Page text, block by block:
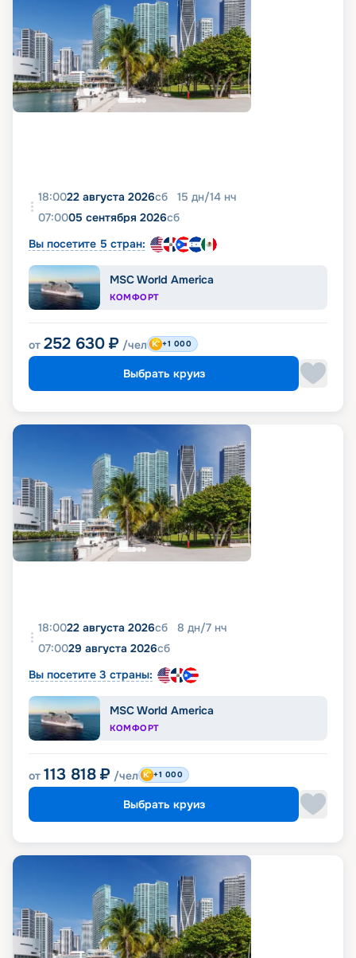
18:0022 августа 2026сб 15 дн/14 нч
07:0005 сентября 2026сб
Вы посетите 5 стран:
MSC World America
КОМФОРТ
от 252 630 ₽ /чел +1 000
Выбрать круиз
18:0022 августа 2026сб 8 дн/7 нч
07:0029 августа 2026сб
Вы посетите 3 страны:
MSC World America
КОМФОРТ
от 113 818 ₽ /чел +1 000
Выбрать круиз